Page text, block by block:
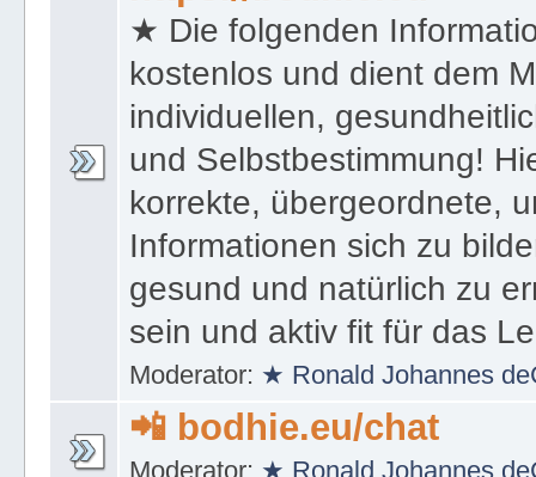
https://bodhie.eu
★ Die folgenden
kostenlos und dient dem
individuellen,
und Selbstbestimmung!
korrekte, übergeordnete,
Informationen sich zu
gesund und natürlich zu
sein und aktiv fit für das
Moderator:★ Ronald Johannes